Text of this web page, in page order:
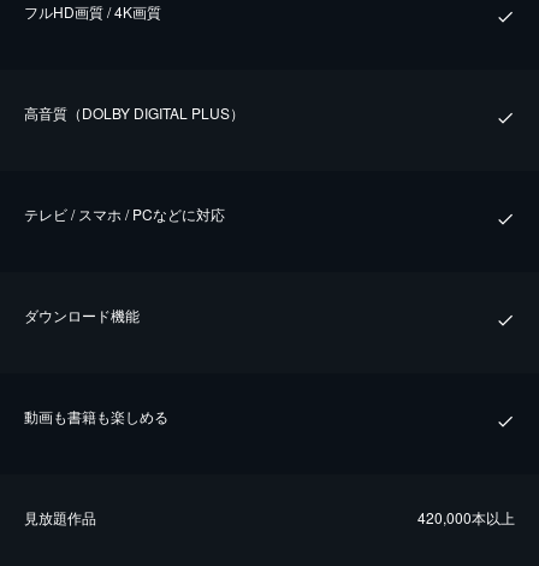
フルHD画質 / 4K画質
⾼⾳質（DOLBY DIGITAL PLUS）
テレビ / スマホ / PCなどに対応
ダウンロード機能
動画も書籍も楽しめる
⾒放題作品 420,000本以上